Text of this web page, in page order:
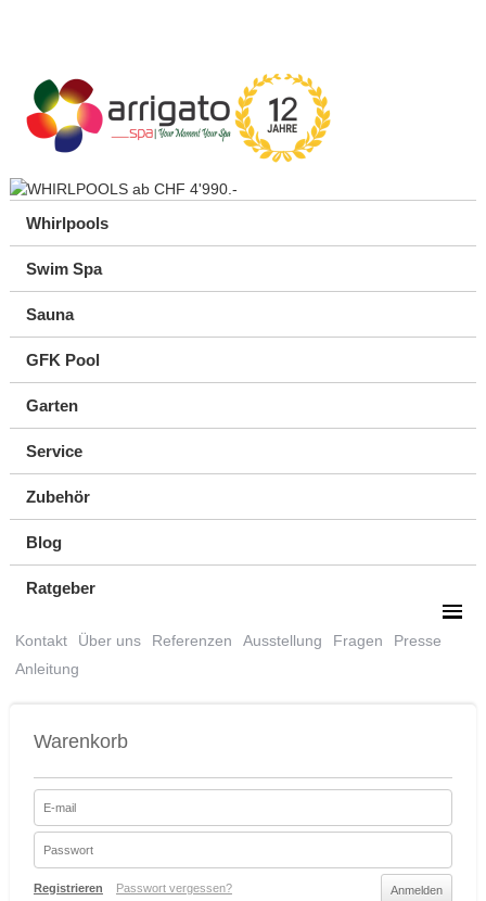
Whirlpools
Swim Spa
Sauna
GFK Pool
Garten
Service
Zubehör
Blog
Ratgeber
Kontakt Über uns Referenzen Ausstellung Fragen
Presse
Anleitung
Warenkorb
Registrieren Passwort vergessen?